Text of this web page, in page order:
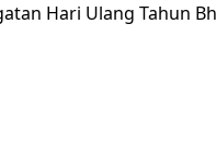
Hari Ulang Tahun